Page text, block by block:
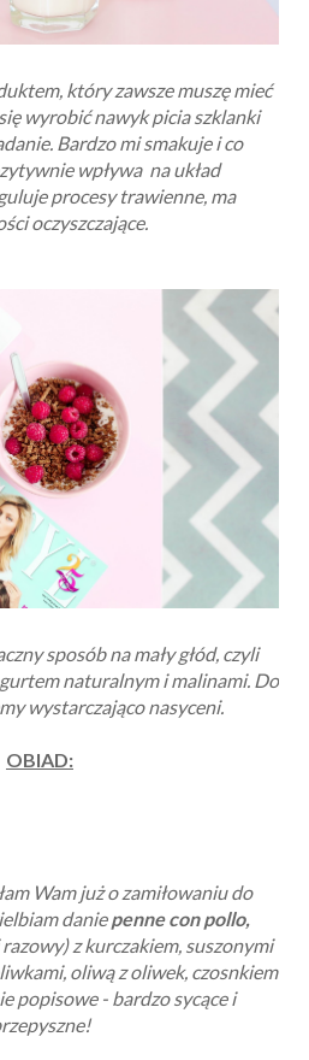
który zawsze muszę mieć
wyrobić nawyk picia szklanki
Bardzo mi smakuje i co
wpływa na układ
procesy trawienne, ma
oczyszczające.
sposób na mały głód, czyli
naturalnym i malinami. Do
wystarczająco nasyceni.
OBIAD:
Wam już o zamiłowaniu do
daniepenne con pollo,
z kurczakiem, suszonymi
oliwą z oliwek, czosnkiem
popisowe - bardzo sycące i